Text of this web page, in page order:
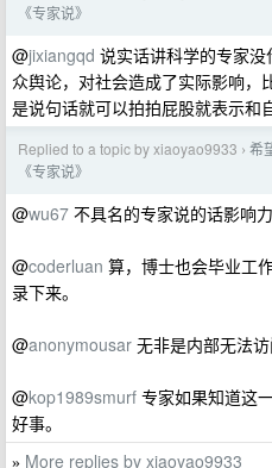
《专家说》
@jixiangqd 说实话讲科学的专家
众舆论，对社会造成了实际影响，
是说句话就可以拍拍屁股就表示和
Replied to a topic by xiaoyao9933 › 希
《专家说》
@wu67 不具名的专家说的话影响
@coderluan 算，博士也会毕业工
录下来。
@anonymousar 无非是内部无法访
@kop1989smurf 专家如果知道这
好事。
» More replies by xiaoyao9933